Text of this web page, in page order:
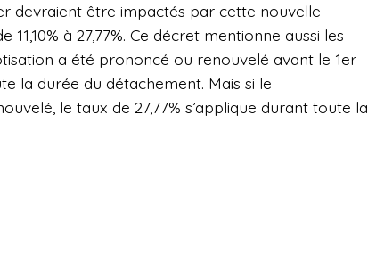
devraient être impactés par cette nouvelle
à 27,77%. Ce décret mentionne aussi les
a été prononcé ou renouvelé avant le 1er
la durée du détachement. Mais si le
le taux de 27,77% s’applique durant toute la